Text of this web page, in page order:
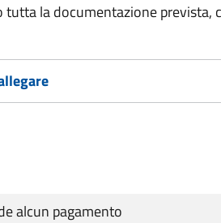
la documentazione prevista,
alcun pagamento